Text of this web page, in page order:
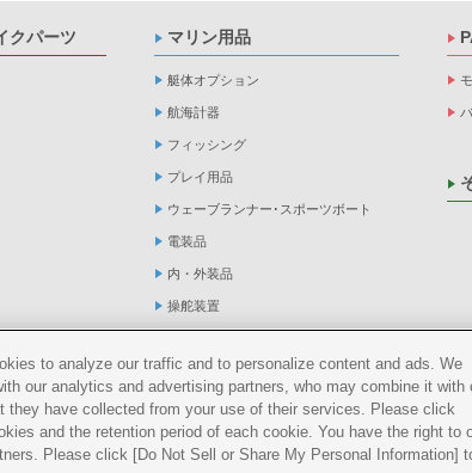
クパーツ
キットパーツ
マリン用品
艇体オプション
航海計器
フィッシング
プレイ用品
ウェーブランナー･スポーツボート
電装品
内・外装品
操舵装置
係船品
救命品・検査品
メンテナンス
to analyze our traffic and to personalize content and ads. We
our analytics and advertising partners, who may combine it with
they have collected from your use of their services. Please click
and the retention period of each cookie. You have the right to
Please click [Do Not Sell or Share My Personal Information]